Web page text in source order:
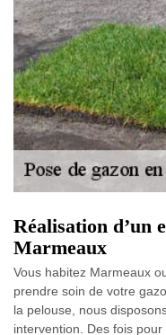
Réalisation d’un
Marmeaux
Vous habitez Marmeaux
prendre soin de votre
la pelouse, nous
intervention. Des fois